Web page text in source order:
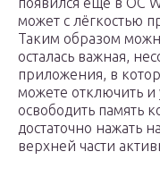
может с лёгкостью
Таким образом
осталась важная,
приложения, в
можете отключить и
освободить память
достаточно нажать
верхней части